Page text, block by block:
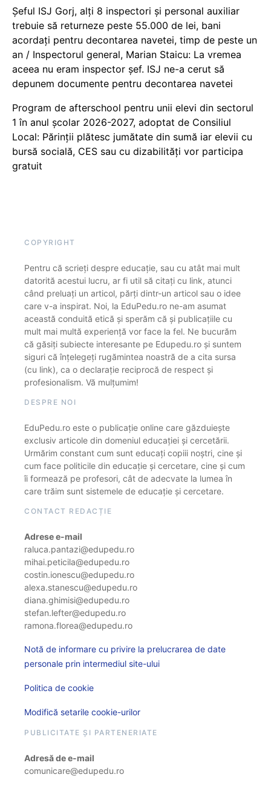
Șeful ISJ Gorj, alți 8 inspectori și personal auxiliar
trebuie să returneze peste 55.000 de lei, bani
acordați pentru decontarea navetei, timp de peste un
an / Inspectorul general, Marian Staicu: La vremea
aceea nu eram inspector șef. ISJ ne-a cerut să
depunem documente pentru decontarea navetei
Program de afterschool pentru unii elevi din sectorul
1 în anul școlar 2026-2027, adoptat de Consiliul
Local: Părinții plătesc jumătate din sumă iar elevii cu
bursă socială, CES sau cu dizabilităţi vor participa
gratuit
COPYRIGHT
Pentru că scrieți despre educație, sau cu atât mai mult
datorită acestui lucru, ar fi util să citați cu link, atunci
când preluați un articol, părți dintr-un articol sau o idee
care v-a inspirat. Noi, la EduPedu.ro ne-am asumat
această conduită etică și sperăm că și publicațiile cu
mult mai multă experiență vor face la fel. Ne bucurăm
că găsiți subiecte interesante pe Edupedu.ro și suntem
siguri că înțelegeți rugămintea noastră de a cita sursa
(cu link), ca o declarație reciprocă de respect și
profesionalism. Vă mulțumim!
DESPRE NOI
EduPedu.ro este o publicație online care găzduiește
exclusiv articole din domeniul educației și cercetării.
Urmărim constant cum sunt educați copiii noștri, cine și
cum face politicile din educație și cercetare, cine și cum
îi formează pe profesori, cât de adecvate la lumea în
care trăim sunt sistemele de educație și cercetare.
CONTACT REDACȚIE
Adrese e-mail
raluca.pantazi@edupedu.ro
mihai.peticila@edupedu.ro
costin.ionescu@edupedu.ro
alexa.stanescu@edupedu.ro
diana.ghimisi@edupedu.ro
stefan.lefter@edupedu.ro
ramona.florea@edupedu.ro
Notă de informare cu privire la prelucrarea de date
personale prin intermediul site-ului
Politica de cookie
Modifică setarile cookie-urilor
PUBLICITATE ȘI PARTENERIATE
Adresă de e-mail
comunicare@edupedu.ro